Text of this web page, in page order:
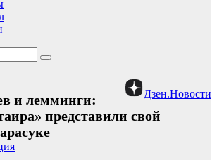
Дзен.Новости
и лемминги:
представили свой